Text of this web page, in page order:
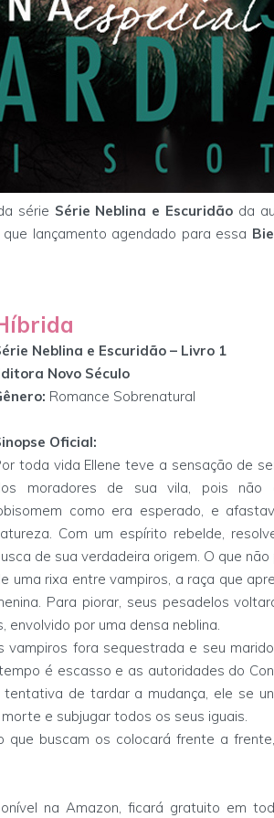
série Série Neblina e Escuridão da
lançamento agendado para essa
Neblina e Escuridão – Livro 1
Novo Século
Romance Sobrenatural
Oficial:
toda vida Ellene teve a sensação de
moradores de sua vila, pois não
como era esperado, e
Com um espírito rebelde,
de sua verdadeira origem. O que
uma rixa entre vampiros, a raça que
Para piorar, seus pesadelos
envolvido por uma densa neblina.
vampiros fora sequestrada e seu
é escasso e as autoridades do
de tardar a mudança, ele se
e subjugar todos os seus iguais.
que buscam os colocará frente a
na Amazon, ficará gratuito em